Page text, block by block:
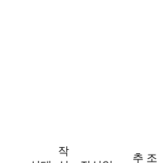
작
추 조